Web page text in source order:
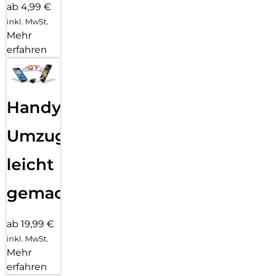
ab 4,99 €
inkl. MwSt.
Mehr
erfahren
Handy
Umzug
leicht
gemacht!
ab 19,99 €
inkl. MwSt.
Mehr
erfahren